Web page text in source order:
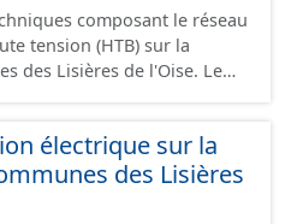
composant le réseau
tension (HTB) sur la
des Lisières de l'Oise. Le
électrique sur la
des Lisières